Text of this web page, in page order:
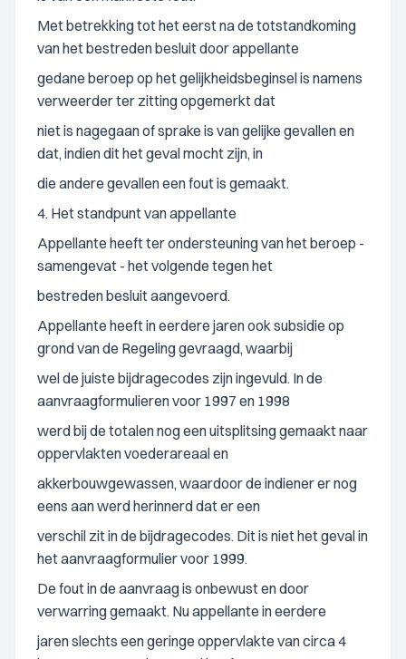
Met betrekking tot het eerst na de totstandkoming
van het bestreden besluit door appellante
gedane beroep op het gelijkheidsbeginsel is namens
verweerder ter zitting opgemerkt dat
niet is nagegaan of sprake is van gelijke gevallen en
dat, indien dit het geval mocht zijn, in
die andere gevallen een fout is gemaakt.
4. Het standpunt van appellante
Appellante heeft ter ondersteuning van het beroep -
samengevat - het volgende tegen het
bestreden besluit aangevoerd.
Appellante heeft in eerdere jaren ook subsidie op
grond van de Regeling gevraagd, waarbij
wel de juiste bijdragecodes zijn ingevuld. In de
aanvraagformulieren voor 1997 en 1998
werd bij de totalen nog een uitsplitsing gemaakt naar
oppervlakten voederareaal en
akkerbouwgewassen, waardoor de indiener er nog
eens aan werd herinnerd dat er een
verschil zit in de bijdragecodes. Dit is niet het geval in
het aanvraagformulier voor 1999.
De fout in de aanvraag is onbewust en door
verwarring gemaakt. Nu appellante in eerdere
jaren slechts een geringe oppervlakte van circa 4